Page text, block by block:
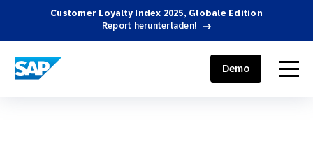
Customer Loyalty Index 2025, Globale Edition
Report herunterladen!
SAP ENGAGEMENT CLOUD menu
Demo